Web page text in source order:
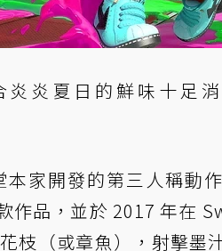
炎炎夏日的鮮味十足
本家開發的第三人稱動
作品，並於 2017 年在
枝（或章魚），射擊墨